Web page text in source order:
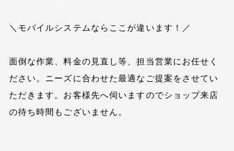
＼モバイルシステムならここが違います！／
面倒な作業、料金の見直し等、担当営業にお任せく
ださい。ニーズに合わせた最適なご提案をさせてい
ただきます。お客様先へ伺いますのでショップ来店
の待ち時間もございません。